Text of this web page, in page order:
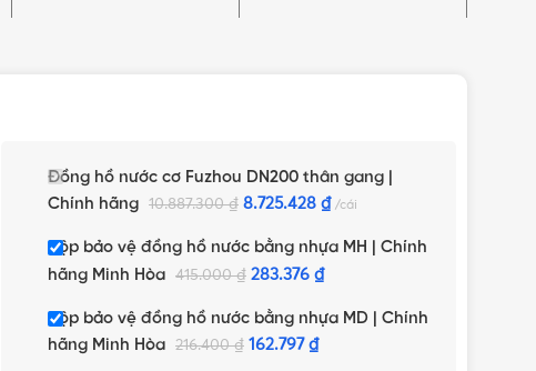
Đồng hồ nước cơ Fuzhou DN200 thân gang |
Chính hãng
10.887.300₫ 8.725.428 ₫ cái
Hộp bảo vệ đồng hồ nước bằng nhựa MH | Chính
hãng Minh Hòa
415.000₫ 283.376 ₫
Hộp bảo vệ đồng hồ nước bằng nhựa MD | Chính
hãng Minh Hòa
216.400₫ 162.797 ₫